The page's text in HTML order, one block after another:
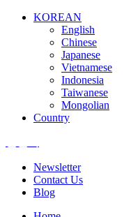
KOREAN
English
Chinese
Japanese
Vietnamese
Indonesia
Taiwanese
Mongolian
Country
Newsletter
Contact Us
Blog